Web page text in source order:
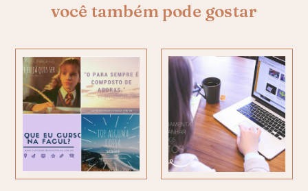
você também pode gostar